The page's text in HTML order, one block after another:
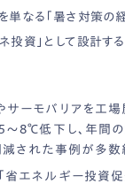
なる「暑さ対策の経
投資」として設計す
サーモバリアを工場
〜8℃低下し、年間
された事例が多数
省エネルギー投資